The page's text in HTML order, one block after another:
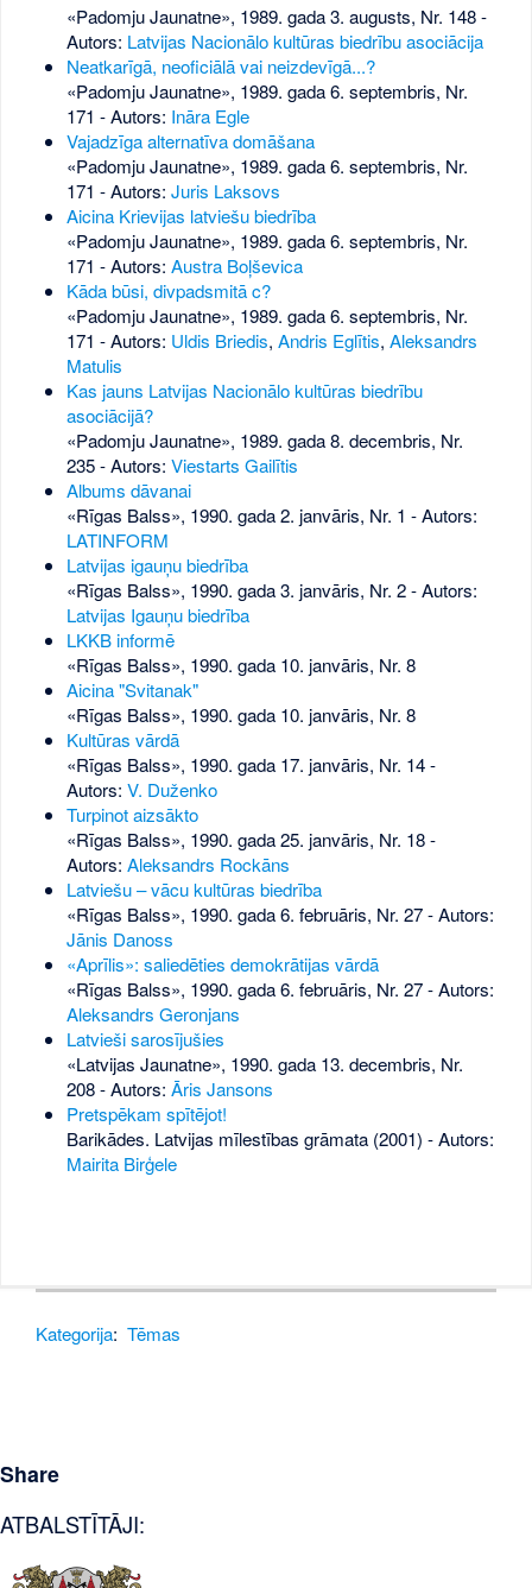
«Padomju Jaunatne», 1989. gada 3. augusts, Nr. 148-
Autors: Latvijas Nacionālo kultūras biedrību asociācija
Neatkarīgā, neoficiālā vai neizdevīgā...?
«Padomju Jaunatne», 1989. gada 6. septembris, Nr.
171 - Autors: Ināra Egle
Vajadzīga alternatīva domāšana
«Padomju Jaunatne», 1989. gada 6. septembris, Nr.
171 - Autors: Juris Laksovs
Aicina Krievijas latviešu biedrība
«Padomju Jaunatne», 1989. gada 6. septembris, Nr.
171 - Autors: Austra Boļševica
Kāda būsi, divpadsmitā c?
«Padomju Jaunatne», 1989. gada 6. septembris, Nr.
171 - Autors: Uldis Briedis, Andris Eglītis, Aleksandrs
Matulis
Kas jauns Latvijas Nacionālo kultūras biedrību
asociācijā?
«Padomju Jaunatne», 1989. gada 8. decembris, Nr.
235- Autors: Viestarts Gailītis
Albums dāvanai
«Rīgas Balss», 1990. gada 2. janvāris, Nr. 1 - Autors:
LATINFORM
Latvijas igauņu biedrība
«Rīgas Balss», 1990. gada 3. janvāris, Nr. 2- Autors:
Latvijas Igauņu biedrība
LKKB informē
«Rīgas Balss», 1990. gada 10. janvāris, Nr. 8
Aicina "Svitanak"
«Rīgas Balss», 1990. gada 10. janvāris, Nr. 8
Kultūras vārdā
«Rīgas Balss», 1990. gada 17. janvāris, Nr. 14-
Autors: V. Duženko
Turpinot aizsākto
«Rīgas Balss», 1990. gada 25. janvāris, Nr. 18-
Autors: Aleksandrs Rockāns
Latviešu – vācu kultūras biedrība
«Rīgas Balss», 1990. gada 6. februāris, Nr. 27- Autors:
Jānis Danoss
«Aprīlis»: saliedēties demokrātijas vārdā
«Rīgas Balss», 1990. gada 6. februāris, Nr. 27- Autors:
Aleksandrs Geronjans
Latvieši sarosījušies
«Latvijas Jaunatne», 1990. gada 13. decembris, Nr.
208- Autors: Āris Jansons
Pretspēkam spītējot!
Barikādes. Latvijas mīlestības grāmata (2001) - Autors:
Mairita Birģele
Kategorija: Tēmas
Share
ATBALSTĪTĀJI: